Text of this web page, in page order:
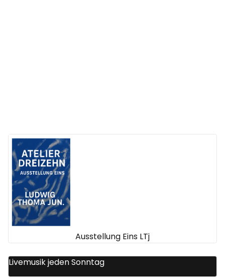
Ausstellung Eins LTj
Livemusik jeden Sonntag